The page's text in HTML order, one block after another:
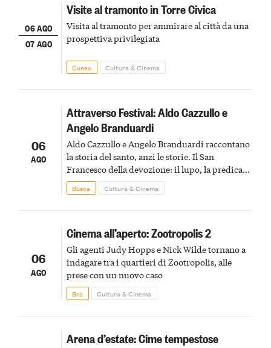
06 AGO
07 AGO
Visite al tramonto in Torre Civica
Visita al tramonto per ammirare al città da una
prospettiva privilegiata
Cuneo Cultura & Cinema
06
AGO
Attraverso Festival: Aldo Cazzullo e
Angelo Branduardi
Aldo Cazzullo e Angelo Branduardi raccontano
la storia del santo, anzi le storie. Il San
Francesco della devozione: il lupo, la predica
agli uccelli, le stimmate
Busca Cultura & Cinema
06
AGO
Cinema all’aperto: Zootropolis 2
Gli agenti Judy Hopps e Nick Wilde tornano a
indagare tra i quartieri di Zootropolis, alle
prese con un nuovo caso
Bra Cultura & Cinema
Arena d’estate: Cime tempestose